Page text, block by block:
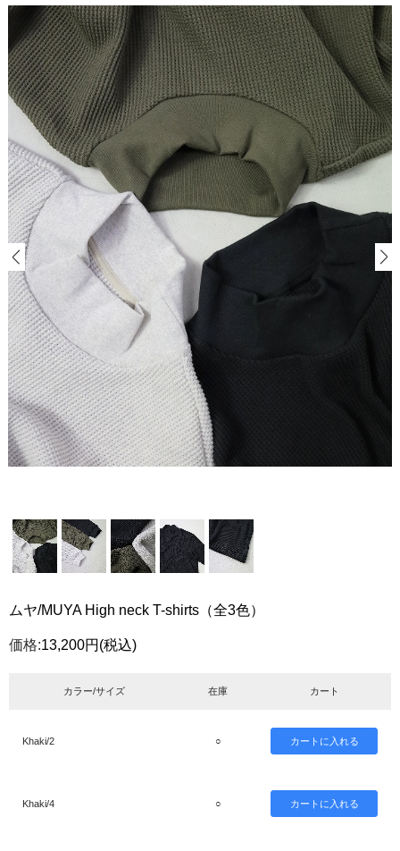
ムヤ/MUYA High neck T-shirts（全3色）
価格:13,200円 (税込)
カラー/サイズ 在庫 カート
Khaki/2 ○
Khaki/4 ○